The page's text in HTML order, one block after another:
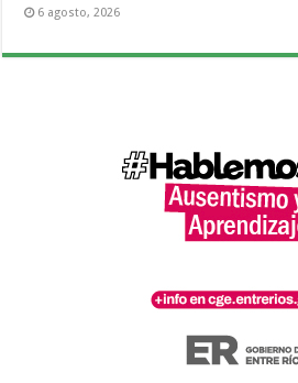
6 agosto, 2026